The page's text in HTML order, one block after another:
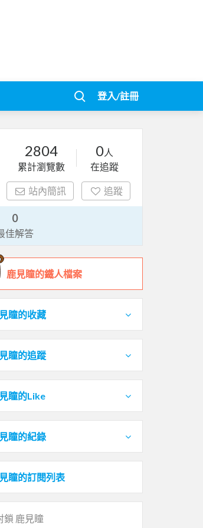
登入/註冊
2804
累計瀏覽數
0人
在追蹤
站內簡訊 追蹤
0
佳解答
鹿見瞳的鐵人檔案
瞳的收藏
瞳的追蹤
瞳的Like
瞳的紀錄
瞳的訂閱列表
鎖 鹿見瞳